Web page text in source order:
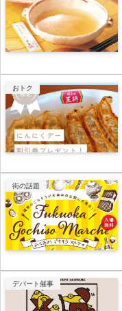
おトク
街の話題
デパート催事